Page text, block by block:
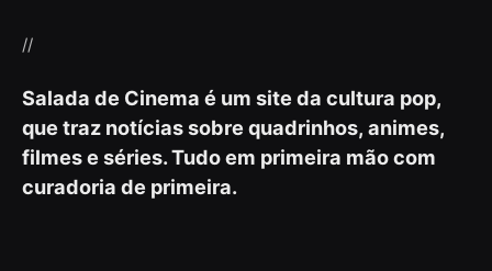
//
Salada de Cinema é um site da cultura pop,
que traz notícias sobre quadrinhos, animes,
filmes e séries. Tudo em primeira mão com
curadoria de primeira.